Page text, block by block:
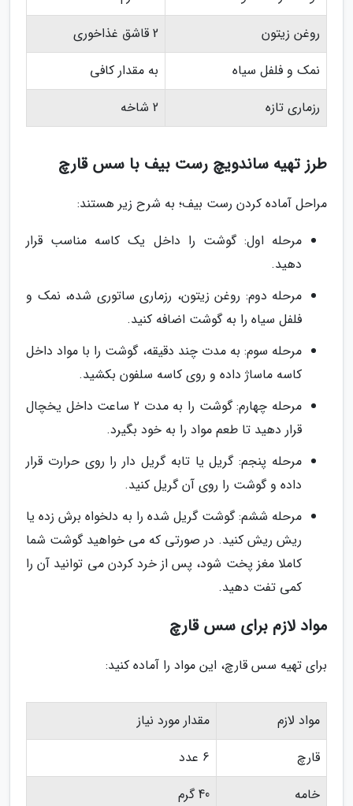
روغن زیتون
2 قاشق غذاخوری
نمک و فلفل سیاه
به مقدار کافی
رزماری تازه
2 شاخه
طرز تهیه ساندویچ رست بیف با سس قارچ
مراحل آماده کردن رست بیف؛ به شرح زیر هستند:
مرحله اول: گوشت را داخل یک کاسه مناسب قرار
دهید.
مرحله دوم: روغن زیتون، رزماری ساتوری شده، نمک و
فلفل سیاه را به گوشت اضافه کنید.
مرحله سوم: به مدت چند دقیقه، گوشت را با مواد داخل
کاسه ماساژ داده و روی کاسه سلفون بکشید.
مرحله چهارم: گوشت را به مدت 2 ساعت داخل یخچال
قرار دهید تا طعم مواد را به خود بگیرد.
مرحله پنجم: گریل یا تابه گریل دار را روی حرارت قرار
داده و گوشت را روی آن گریل کنید.
مرحله ششم: گوشت گریل شده را به دلخواه برش زده یا
ریش ریش کنید. در صورتی که می خواهید گوشت شما
کاملا مغز پخت شود، پس از خرد کردن می توانید آن را
کمی تفت دهید.
مواد لازم برای سس قارچ
برای تهیه سس قارچ، این مواد را آماده کنید:
مواد لازم
مقدار مورد نیاز
قارچ
6 عدد
خامه
40 گرم